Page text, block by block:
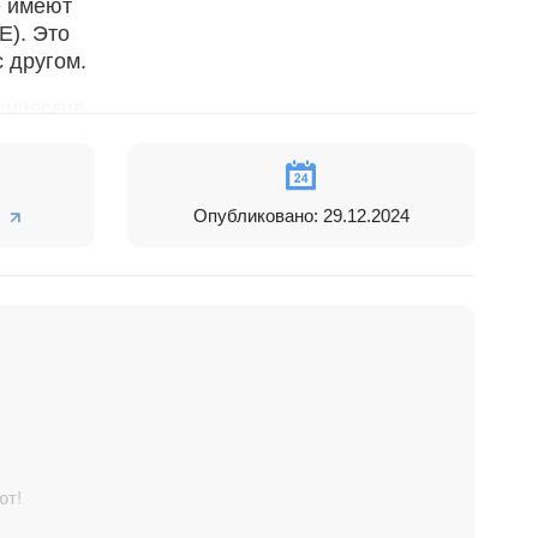
имеют
Это
другом.
Опубликовано: 29.12.2024